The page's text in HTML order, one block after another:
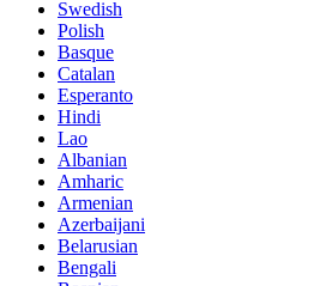
Swedish
Polish
Basque
Catalan
Esperanto
Hindi
Lao
Albanian
Amharic
Armenian
Azerbaijani
Belarusian
Bengali